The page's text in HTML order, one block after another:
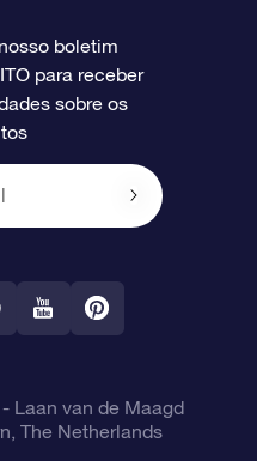
OSR
stars
boletim
para receber
sobre os
Laan van de Maagd
The Netherlands